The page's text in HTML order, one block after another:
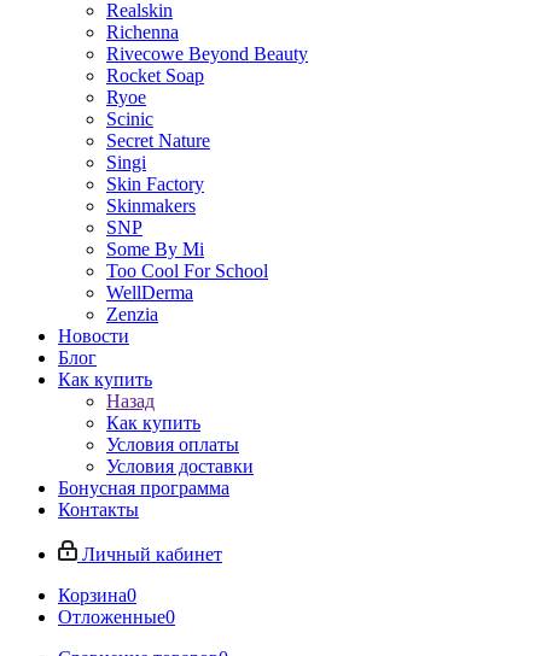
Realskin
Richenna
Rivecowe Beyond Beauty
Rocket Soap
Ryoe
Scinic
Secret Nature
Singi
Skin Factory
Skinmakers
SNP
Some By Mi
Too Cool For School
WellDerma
Zenzia
Новости
Блог
Как купить
Назад
Как купить
Условия оплаты
Условия доставки
Бонусная программа
Контакты
Личный кабинет
Корзина0
Отложенные0